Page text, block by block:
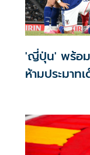
'ญี่ปุ่น' พร้อม
ห้ามประมาท